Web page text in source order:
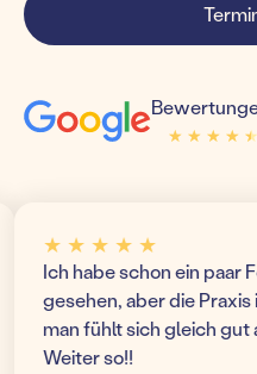
★ ★ ★ ★ ★
★ ★ ★ ★ ★
★ ★ ★
schon ein paar Fotos
aber die Praxis ist echt
fühlt sich gleich gut
so!!